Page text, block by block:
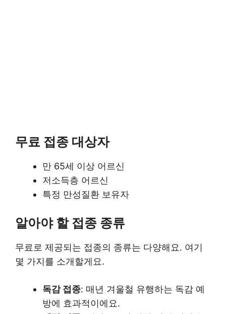
무료 접종 대상자
만 65세 이상 어르신
저소득층 어르신
특정 만성질환 보유자
알아야 할 접종 종류
무료로 제공되는 접종의 종류는 다양해요. 여기
몇 가지를 소개할게요.
독감 접종: 매년 겨울철 유행하는 독감 예
방에 효과적이에요.